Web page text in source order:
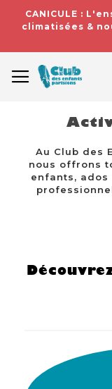
CANICULE :
climatisées &
Au Club des
nous offrons
enfants,